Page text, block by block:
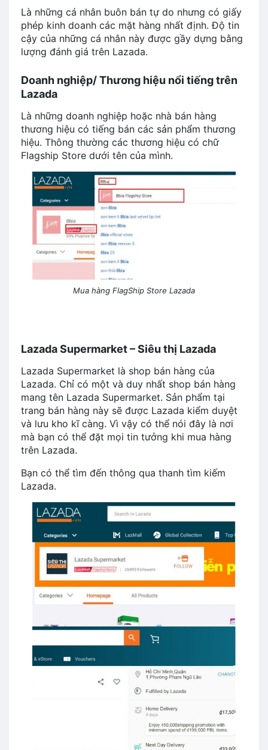
Là những cá nhân buôn bán tự do nhưng có giấy
phép kinh doanh các mặt hàng nhất định. Độ tin
cậy của những cá nhân này được gầy dựng bằng
lượng đánh giá trên Lazada.
Doanh nghiệp/ Thương hiệu nổi tiếng trên
Lazada
Là những doanh nghiệp hoặc nhà bán hàng
thương hiệu có tiếng bán các sản phẩm thương
hiệu. Thông thường các thương hiệu có chữ
Flagship Store dưới tên của mình.
Mua hàng FlagShip Store Lazada
Lazada Supermarket – Siêu thị Lazada
Lazada Supermarket là shop bán hàng của
Lazada. Chỉ có một và duy nhất shop bán hàng
mang tên Lazada Supermarket. Sản phẩm tại
trang bán hàng này sẽ được Lazada kiểm duyệt
và lưu kho kĩ càng. Vì vậy có thể nói đây là nơi
mà bạn có thể đặt mọi tin tưởng khi mua hàng
trên Lazada.
Bạn có thể tìm đến thông qua thanh tìm kiếm
Lazada.